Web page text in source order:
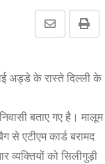
Print
Share
Email
अड्डे के रास्ते दिल्ली के
बताए गए है। मालूम
से एटीएम कार्ड बरामद
व्यक्तियों को सिलीगुड़ी